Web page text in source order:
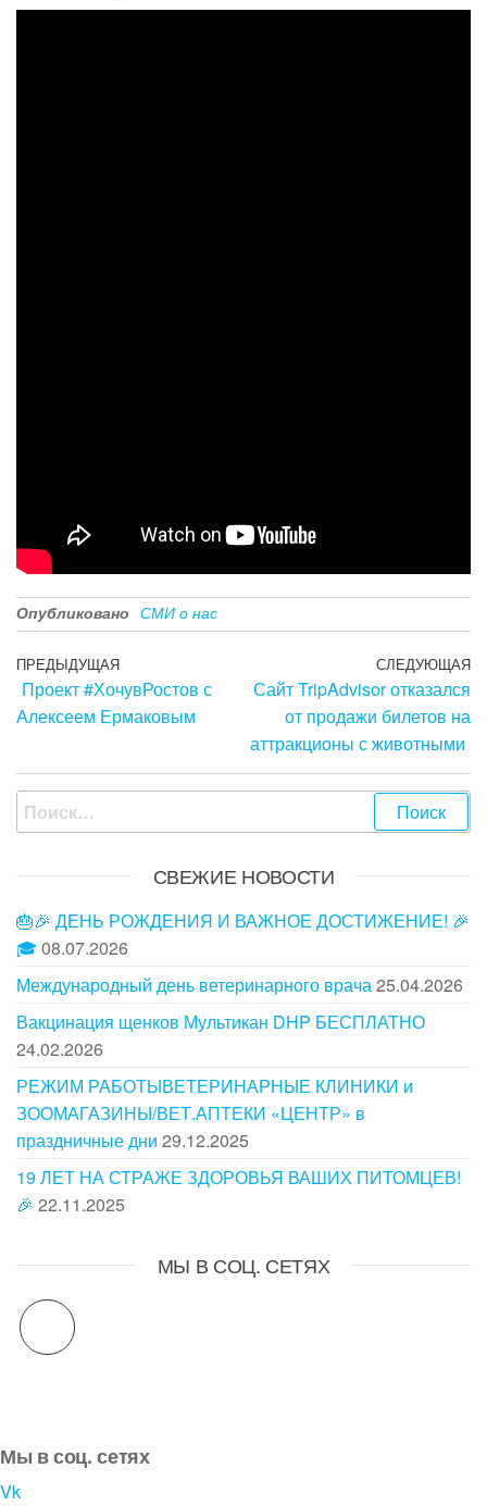
Опубликовано СМИ о нас
Навигация
по
записям
Предыдущая
запись
ПРЕДЫДУЩАЯ
Проект #ХочувРостов с
Алексеем Ермаковым
СЛЕДУЮЩАЯ
Сайт TripAdvisor отказался
от продажи билетов на
аттракционы с животными
Найти:
СВЕЖИЕ НОВОСТИ
🎂🎉 ДЕНЬ РОЖДЕНИЯ И ВАЖНОЕ ДОСТИЖЕНИЕ! 🎉
🎓08.07.2026
Международный день ветеринарного врача25.04.2026
Вакцинация щенков Мультикан DHP БЕСПЛАТНО
24.02.2026
РЕЖИМ РАБОТЫВЕТЕРИНАРНЫЕ КЛИНИКИ и
ЗООМАГАЗИНЫ/ВЕТ.АПТЕКИ «ЦЕНТР» в
праздничные дни 29.12.2025
19 ЛЕТ НА СТРАЖЕ ЗДОРОВЬЯ ВАШИХ ПИТОМЦЕВ!
🎉 22.11.2025
МЫ В СОЦ. СЕТЯХ
Мы в соц. сетях
Vk